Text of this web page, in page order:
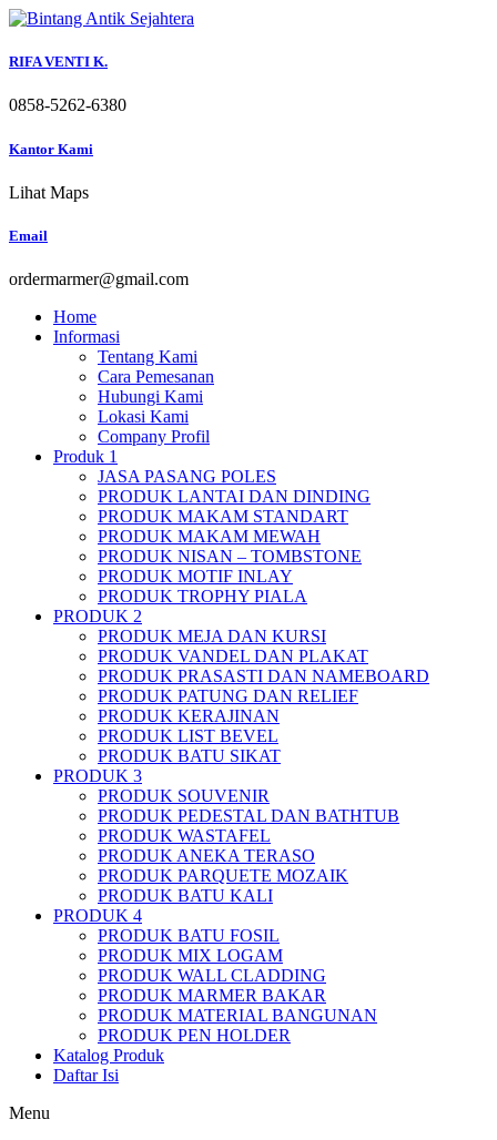
Skip
content
RIFA VENTI K.
0858-5262-6380
Kantor Kami
Lihat Maps
Email
ordermarmer@gmail.com
Home
Informasi
Tentang Kami
Cara Pemesanan
Hubungi Kami
Lokasi Kami
Company Profil
Produk 1
JASA PASANG POLES
PRODUK LANTAI DAN DINDING
PRODUK MAKAM STANDART
PRODUK MAKAM MEWAH
PRODUK NISAN – TOMBSTONE
PRODUK MOTIF INLAY
PRODUK TROPHY PIALA
PRODUK 2
PRODUK MEJA DAN KURSI
PRODUK VANDEL DAN PLAKAT
PRODUK PRASASTI DAN NAMEBOARD
PRODUK PATUNG DAN RELIEF
PRODUK KERAJINAN
PRODUK LIST BEVEL
PRODUK BATU SIKAT
PRODUK 3
PRODUK SOUVENIR
PRODUK PEDESTAL DAN BATHTUB
PRODUK WASTAFEL
PRODUK ANEKA TERASO
PRODUK PARQUETE MOZAIK
PRODUK BATU KALI
PRODUK 4
PRODUK BATU FOSIL
PRODUK MIX LOGAM
PRODUK WALL CLADDING
PRODUK MARMER BAKAR
PRODUK MATERIAL BANGUNAN
PRODUK PEN HOLDER
Katalog Produk
Daftar Isi
Menu